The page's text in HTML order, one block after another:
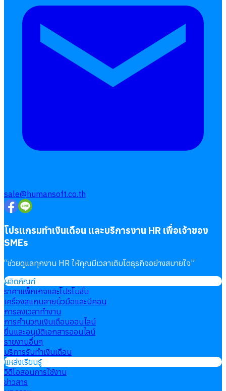
บริการรับทำเงินเดือน
Follow Human
sale@humansoft.co.th
โปรแกรมทำเงินเดือน และบริการงาน HR เพื่อเจ้าของ
SMEs
“ช่วยดูแลทุกงาน HR ให้คุณมีเวลาเติบโตธุรกิจอย่างสบายใจ”
ผลิตภัณฑ์
ราคาแพ็กเกจและโปรโมชั่น
เครื่องสแกนลายนิ้วมือและบีคอน
การลงเวลาทำงาน
การคำนวณเงินเดือนออนไลน์
ยื่นและอนุมัติเอกสารออนไลน์
รายงานอื่นๆ
บริการรับทำเงินเดือน
แหล่งเรียนรู้
วิดีโอสอนการใช้งาน
ข่าวสาร